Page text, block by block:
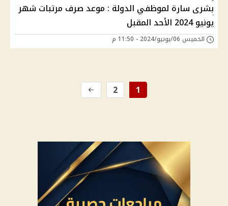
بشرى سارة لموظفي الدولة : موعد صرف مرتبات شهر
يونيو 2024 الأحد المقبل
الخميس 06/يونيو/2024 - 11:50 م
1
2